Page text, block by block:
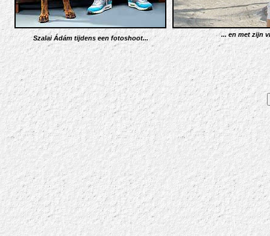
Szalai Ádám tijdens een fotoshoot... ... en met zijn